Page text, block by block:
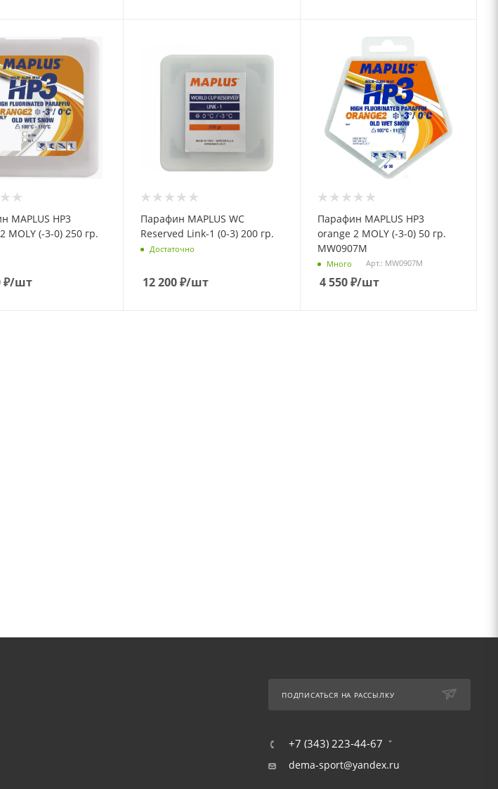
MAPLUS НP3
orange 2 MOLY (-3-0) 250 гр.
₽/шт
Парафин MAPLUS WC
Reserved Link-1 (0-3) 200 гр.
Достаточно
12 200₽/шт
Парафин MAPLUS НP3
orange 2 MOLY (-3-0) 50 гр.
MW0907M
Много Арт.: MW0907M
4 550₽/шт
ПОДПИСАТЬСЯ НА РАССЫЛКУ
+7 (343) 223-44-67
dema-sport@yandex.ru